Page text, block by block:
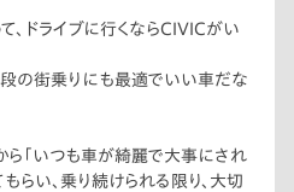
、ドライブに行くならCIVICがい
の街乗りにも最適でいい車だな
「いつも車が綺麗で大事にされ
らい、乗り続けられる限り、大切